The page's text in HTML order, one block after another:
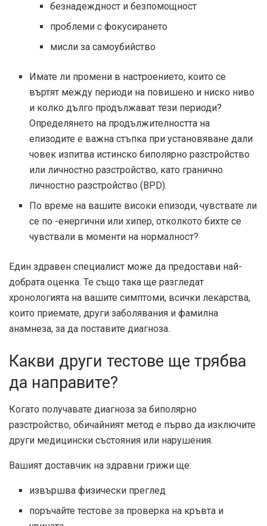
безнадеждност и безпомощност
проблеми с фокусирането
мисли за самоубийство
Имате ли промени в настроението, които се
въртят между периоди на повишено и ниско ниво
и колко дълго продължават тези периоди?
Определянето на продължителността на
епизодите е важна стъпка при установяване дали
човек изпитва истинско биполярно разстройство
или личностно разстройство, като гранично
личностно разстройство (BPD).
По време на вашите високи епизоди, чувствате ли
се по -енергични или хипер, отколкото бихте се
чувствали в моменти на нормалност?
Един здравен специалист може да предостави най-
добрата оценка. Те също така ще разгледат
хронологията на вашите симптоми, всички лекарства,
които приемате, други заболявания и фамилна
анамнеза, за да поставите диагноза.
Какви други тестове ще трябва
да направите?
Когато получавате диагноза за биполярно
разстройство, обичайният метод е първо да изключите
други медицински състояния или нарушения.
Вашият доставчик на здравни грижи ще:
извършва физически преглед
поръчайте тестове за проверка на кръвта и